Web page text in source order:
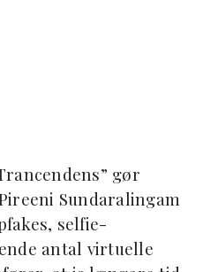
gør
Sundaralingam
selfie-
antal virtuelle